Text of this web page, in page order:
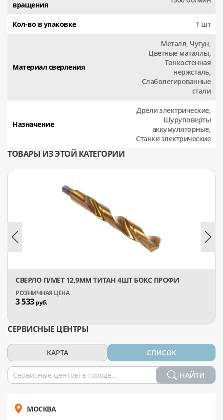
вращения
Кол-во в упаковке 1 шт
Материал сверления
Металл, Чугун,
Цветные маталлы,
Тонкостенная
нержсталь,
Слаболегированные
стали
Назначение
Дрели электрические,
Шуруповерты
аккумуляторные,
Станки электрические
ТОВАРЫ ИЗ ЭТОЙ КАТЕГОРИИ
СВЕРЛО П/МЕТ 12,9ММ ТИТАН 4ШТ БОКС ПРОФИ
3 533руб.
СЕРВИСНЫЕ ЦЕНТРЫ
КАРТА СПИСОК
НАЙТИ
МОСКВА